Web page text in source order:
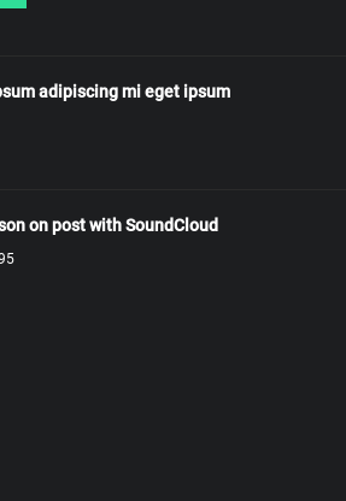
adipiscing mi eget ipsum
on post with SoundCloud